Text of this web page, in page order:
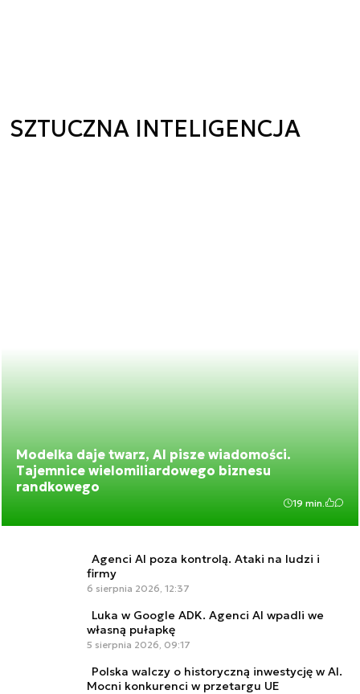
SZTUCZNA INTELIGENCJA
Modelka daje twarz, AI pisze wiadomości.
Tajemnice wielomiliardowego biznesu
randkowego
19 min.
Agenci AI poza kontrolą. Ataki na ludzi i
firmy
6 sierpnia 2026, 12:37
Luka w Google ADK. Agenci AI wpadli we
własną pułapkę
5 sierpnia 2026, 09:17
Polska walczy o historyczną inwestycję w AI.
Mocni konkurenci w przetargu UE